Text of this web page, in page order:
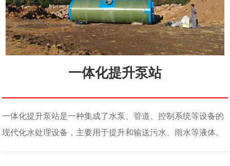
一体化提升泵站
一体化提升泵站是一种集成了水泵、管道、控制系统等设备的
现代化水处理设备，主要用于提升和输送污水、雨水等液体。